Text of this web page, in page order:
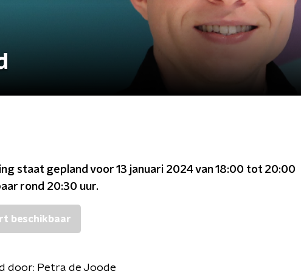
staat gepland voor 13 januari 2024 van 18:00 tot 20:00
rond 20:30 uur.
beschikbaar
door: Petra de Joode